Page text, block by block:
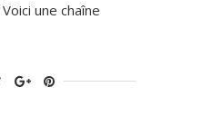
une chaîne